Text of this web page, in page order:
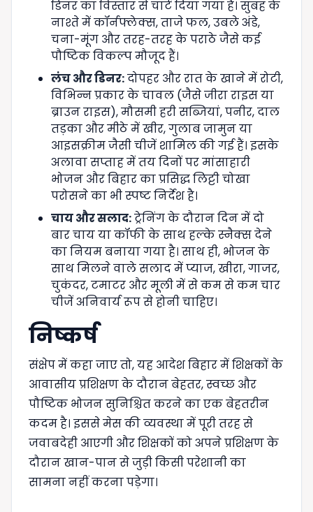
डिनर का विस्तार से चार्ट दिया गया है। सुबह के
नाश्ते में कॉर्नफ्लेक्स, ताजे फल, उबले अंडे,
चना-मूंग और तरह-तरह के पराठे जैसे कई
पौष्टिक विकल्प मौजूद हैं।
लंच और डिनर:दोपहर और रात के खाने में रोटी,
विभिन्न प्रकार के चावल (जैसे जीरा राइस या
ब्राउन राइस), मौसमी हरी सब्जियां, पनीर, दाल
तड़का और मीठे में खीर, गुलाब जामुन या
आइसक्रीम जैसी चीजें शामिल की गई हैं। इसके
अलावा सप्ताह में तय दिनों पर मांसाहारी
भोजन और बिहार का प्रसिद्ध लिट्टी चोखा
परोसने का भी स्पष्ट निर्देश है।
चाय और सलाद:ट्रेनिंग के दौरान दिन में दो
बार चाय या कॉफी के साथ हल्के स्नैक्स देने
का नियम बनाया गया है। साथ ही, भोजन के
साथ मिलने वाले सलाद में प्याज, खीरा, गाजर,
चुकंदर, टमाटर और मूली में से कम से कम चार
चीजें अनिवार्य रूप से होनी चाहिए।
निष्कर्ष
संक्षेप में कहा जाए तो, यह आदेश बिहार में शिक्षकों के
आवासीय प्रशिक्षण के दौरान बेहतर, स्वच्छ और
पौष्टिक भोजन सुनिश्चित करने का एक बेहतरीन
कदम है। इससे मेस की व्यवस्था में पूरी तरह से
जवाबदेही आएगी और शिक्षकों को अपने प्रशिक्षण के
दौरान खान-पान से जुड़ी किसी परेशानी का
सामना नहीं करना पड़ेगा।